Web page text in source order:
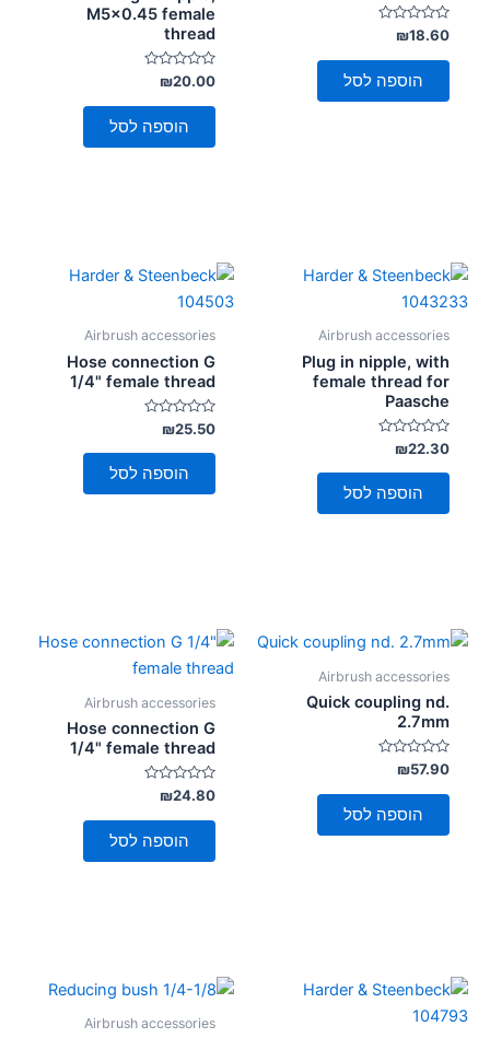
דורג
0
מתוך
₪18.60
הוספה לסל
M5x0.45 female
thread
דורג
0
מתוך
₪20.00
הוספה לסל
Airbrush accessories
Plug in nipple, with
female thread for
Paasche
דורג
0
מתוך
₪22.30
הוספה לסל
Airbrush accessories
Hose connection G
1/4" female thread
דורג
0
מתוך
₪25.50
הוספה לסל
Airbrush accessories
Quick coupling nd.
2.7mm
דורג
0
מתוך
₪57.90
הוספה לסל
Airbrush accessories
Hose connection G
1/4" female thread
דורג
0
מתוך
₪24.80
הוספה לסל
Airbrush accessories